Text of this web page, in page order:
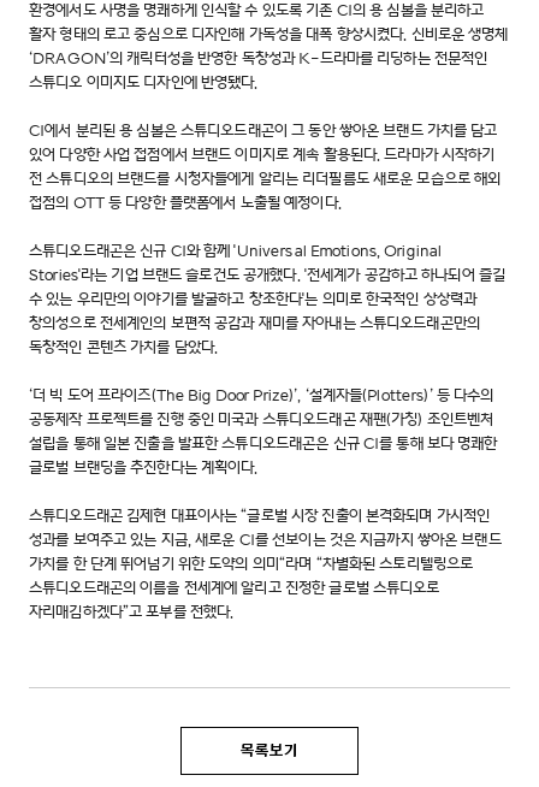
환경에서도 사명을 명쾌하게 인식할 수 있도록 기존 CI의 용 심볼을 분리하고
활자 형태의 로고 중심으로 디자인해 가독성을 대폭 향상시켰다. 신비로운 생명체
‘DRAGON’의 캐릭터성을 반영한 독창성과 K-드라마를 리딩하는 전문적인
스튜디오 이미지도 디자인에 반영됐다.
CI에서 분리된 용 심볼은 스튜디오드래곤이 그 동안 쌓아온 브랜드 가치를 담고
있어 다양한 사업 접점에서 브랜드 이미지로 계속 활용된다. 드라마가 시작하기
전 스튜디오의 브랜드를 시청자들에게 알리는 리더필름도 새로운 모습으로 해외
접점의 OTT 등 다양한 플랫폼에서 노출될 예정이다.
스튜디오드래곤은 신규 CI와 함께 'Universal Emotions, Original
Stories'라는 기업 브랜드 슬로건도 공개했다. '전세계가 공감하고 하나되어 즐길
수 있는 우리만의 이야기를 발굴하고 창조한다'는 의미로 한국적인 상상력과
창의성으로 전세계인의 보편적 공감과 재미를 자아내는 스튜디오드래곤만의
독창적인 콘텐츠 가치를 담았다.
‘더 빅 도어 프라이즈(The Big Door Prize)’, ‘설계자들(Plotters)’ 등 다수의
공동제작 프로젝트를 진행 중인 미국과 스튜디오드래곤 재팬(가칭) 조인트벤처
설립을 통해 일본 진출을 발표한 스튜디오드래곤은 신규 CI를 통해 보다 명쾌한
글로벌 브랜딩을 추진한다는 계획이다.
스튜디오드래곤 김제현 대표이사는 “글로벌 시장 진출이 본격화되며 가시적인
성과를 보여주고 있는 지금, 새로운 CI를 선보이는 것은 지금까지 쌓아온 브랜드
가치를 한 단계 뛰어넘기 위한 도약의 의미“라며 “차별화된 스토리텔링으로
스튜디오드래곤의 이름을 전세계에 알리고 진정한 글로벌 스튜디오로
자리매김하겠다”고 포부를 전했다.
목록보기